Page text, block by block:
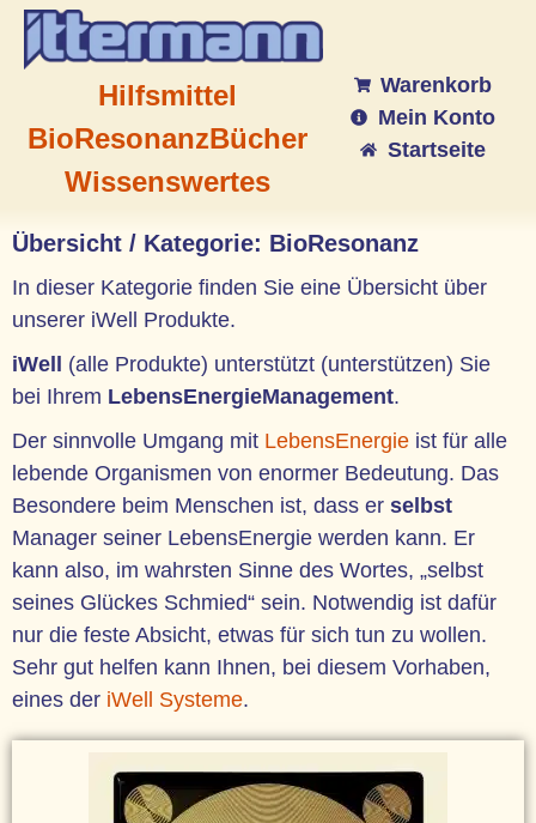
Hilfsmittel
BioResonanzBücher
Wissenswertes
Warenkorb
Mein Konto
Startseite
Übersicht / Kategorie: BioResonanz
In dieser Kategorie finden Sie eine Übersicht über
unserer iWell Produkte.
iWell (alle Produkte) unterstützt (unterstützen) Sie
bei Ihrem LebensEnergieManagement.
Der sinnvolle Umgang mit LebensEnergie ist für alle
lebende Organismen von enormer Bedeutung. Das
Besondere beim Menschen ist, dass er selbst
Manager seiner LebensEnergie werden kann. Er
kann also, im wahrsten Sinne des Wortes, „selbst
seines Glückes Schmied“ sein. Notwendig ist dafür
nur die feste Absicht, etwas für sich tun zu wollen.
Sehr gut helfen kann Ihnen, bei diesem Vorhaben,
eines der iWell Systeme.